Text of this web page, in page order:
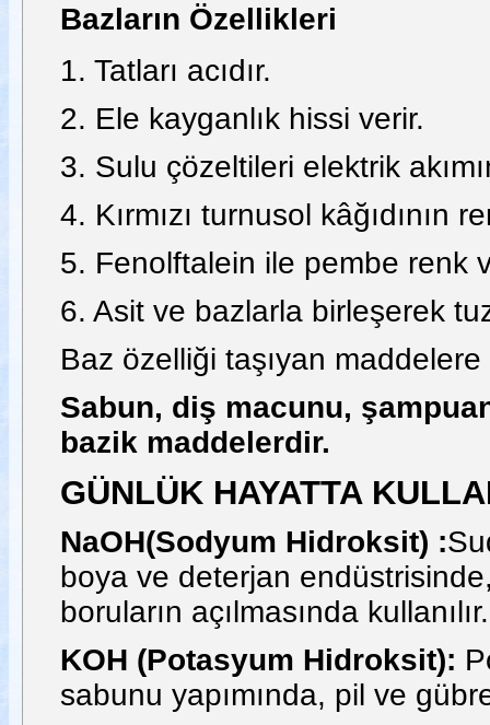
Bazların Özellikleri
1. Tatları acıdır.
2. Ele kayganlık hissi verir.
3. Sulu çözeltileri elektrik
4. Kırmızı turnusol kâğıdının
5. Fenolftalein ile pembe renk
6. Asit ve bazlarla birleşerek
Baz özelliği taşıyan
Sabun, diş macunu,
bazik maddelerdir.
GÜNLÜK HAYATTA
NaOH(Sodyum Hidroksit) :
boya ve deterjan
boruların açılmasında kullanılır.
KOH (Potasyum Hidroksit):
sabunu yapımında, pil ve